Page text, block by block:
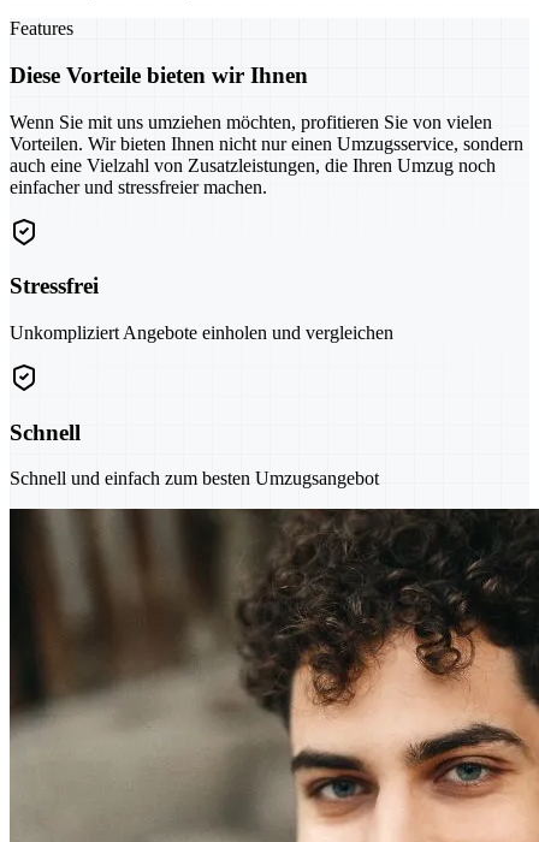
Features
Diese Vorteile bieten wir Ihnen
Wenn Sie mit uns umziehen möchten, profitieren Sie von vielen
Vorteilen. Wir bieten Ihnen nicht nur einen Umzugsservice, sondern
auch eine Vielzahl von Zusatzleistungen, die Ihren Umzug noch
einfacher und stressfreier machen.
Stressfrei
Unkompliziert Angebote einholen und vergleichen
Schnell
Schnell und einfach zum besten Umzugsangebot